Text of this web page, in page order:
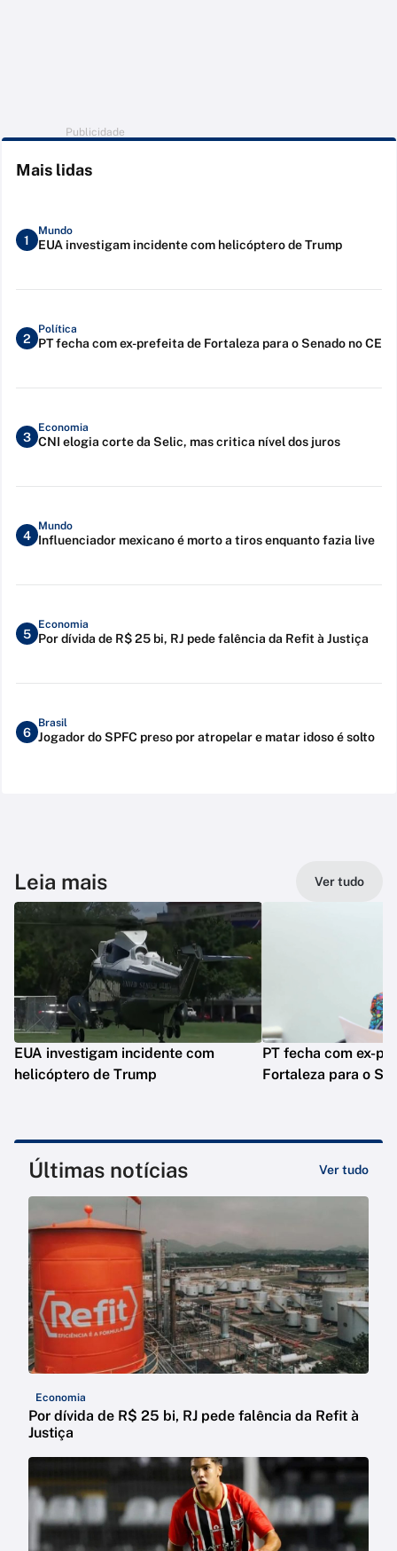
Publicidade
Mais lidas
1
Mundo
EUA investigam incidente com helicóptero de Trump
2
Política
PT fecha com ex-prefeita de Fortaleza para o Senado no CE
3
Economia
CNI elogia corte da Selic, mas critica nível dos juros
4
Mundo
Influenciador mexicano é morto a tiros enquanto fazia live
5
Economia
Por dívida de R$ 25 bi, RJ pede falência da Refit à Justiça
6
Brasil
Jogador do SPFC preso por atropelar e matar idoso é solto
Leia mais Ver tudo
EUA investigam incidente com
helicóptero de Trump
PT fecha com ex-
Fortaleza para o
Últimas notícias Ver tudo
Economia
Por dívida de R$ 25 bi, RJ pede falência da Refit à
Justiça